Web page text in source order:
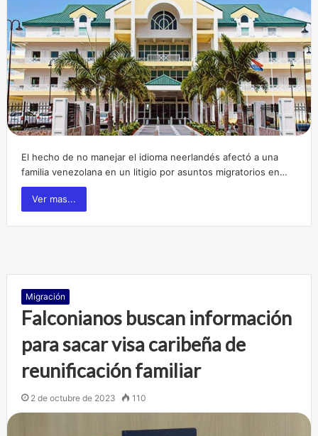
El hecho de no manejar el idioma neerlandés afectó a una
familia venezolana en un litigio por asuntos migratorios en…
Ver mas...
Migración
Falconianos buscan información
para sacar visa caribeña de
reunificación familiar
2 de octubre de 2023 110